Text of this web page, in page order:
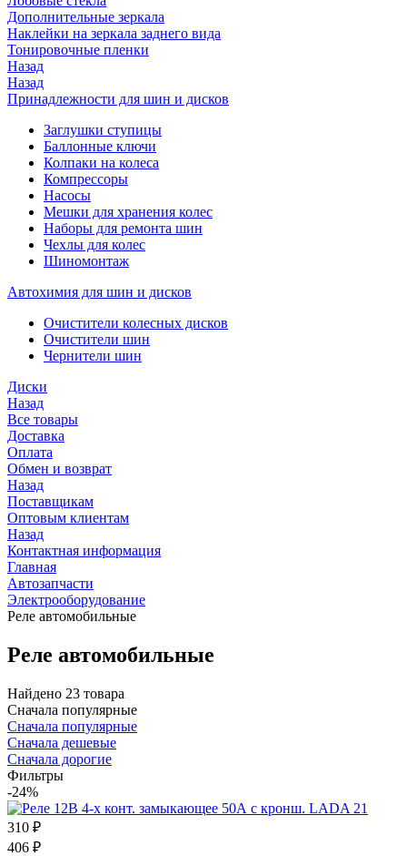
Дополнительные зеркала
Наклейки на зеркала заднего вида
Тонировочные пленки
Назад
Назад
Принадлежности для шин и дисков
Заглушки ступицы
Баллонные ключи
Колпаки на колеса
Компрессоры
Насосы
Мешки для хранения колес
Наборы для ремонта шин
Чехлы для колес
Шиномонтаж
Автохимия для шин и дисков
Очистители колесных дисков
Очистители шин
Чернители шин
Диски
Назад
Все товары
Доставка
Оплата
Обмен и возврат
Назад
Поставщикам
Оптовым клиентам
Назад
Контактная информация
Главная
Автозапчасти
Электрооборудование
Реле автомобильные
Реле автомобильные
Найдено 23 товара
Сначала популярные
Сначала популярные
Сначала дешевые
Сначала дорогие
Фильтры
-24%
310 ₽
406 ₽